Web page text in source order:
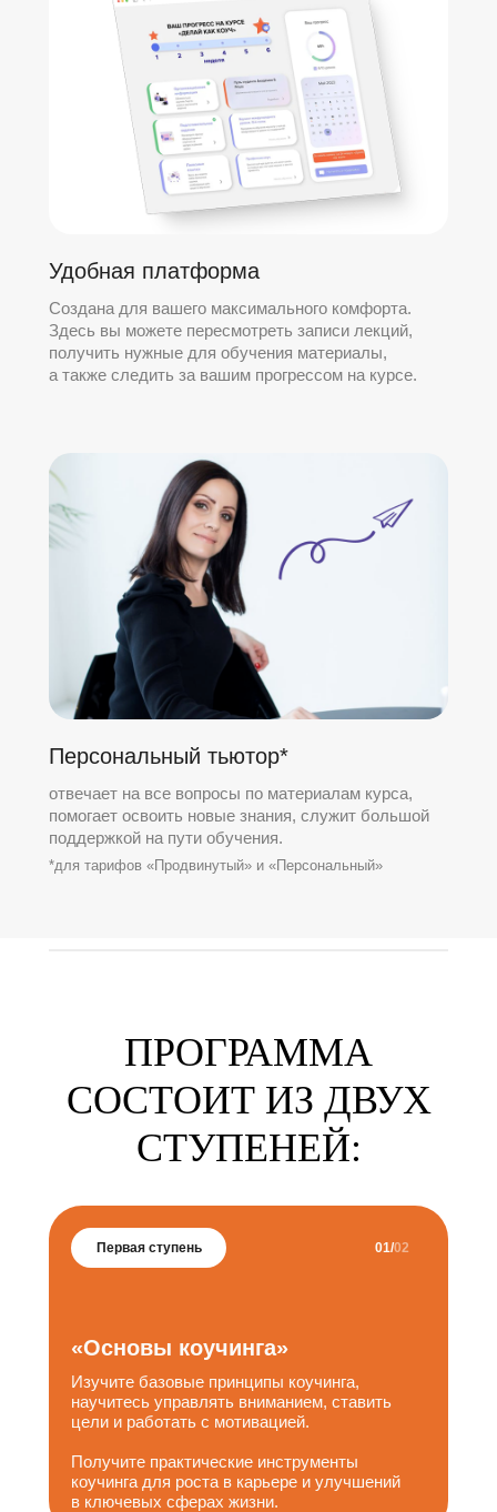
Создана для вашего максимального комфорта.
Здесь вы можете пересмотреть записи лекций,
получить нужные для обучения материалы,
а также следить за вашим прогрессом на курсе.
Удобная платформа
отвечает на все вопросы по материалам курса,
помогает освоить новые знания, служит большой
поддержкой на пути обучения.
*для тарифов «Продвинутый» и «Персональный»
Персональный тьютор*
ПРОГРАММА
СОСТОИТ ИЗ ДВУХ
СТУПЕНЕЙ:
01/02
«Основы коучинга»
Первая ступень
Изучите базовые принципы коучинга,
научитесь управлять вниманием, ставить
цели и работать с мотивацией.
Получите практические инструменты
коучинга для роста в карьере и улучшений
в ключевых сферах жизни.